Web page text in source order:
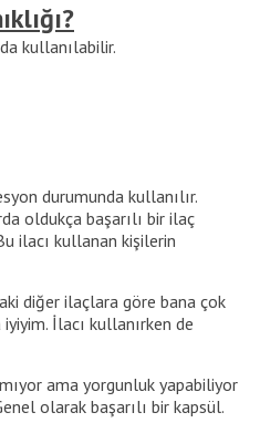
kullanılabilir.
durumunda kullanılır.
oldukça başarılı bir ilaç
ilacı kullanan kişilerin
diğer ilaçlara göre bana çok
İlacı kullanırken de
ama yorgunluk yapabiliyor
olarak başarılı bir kapsül.